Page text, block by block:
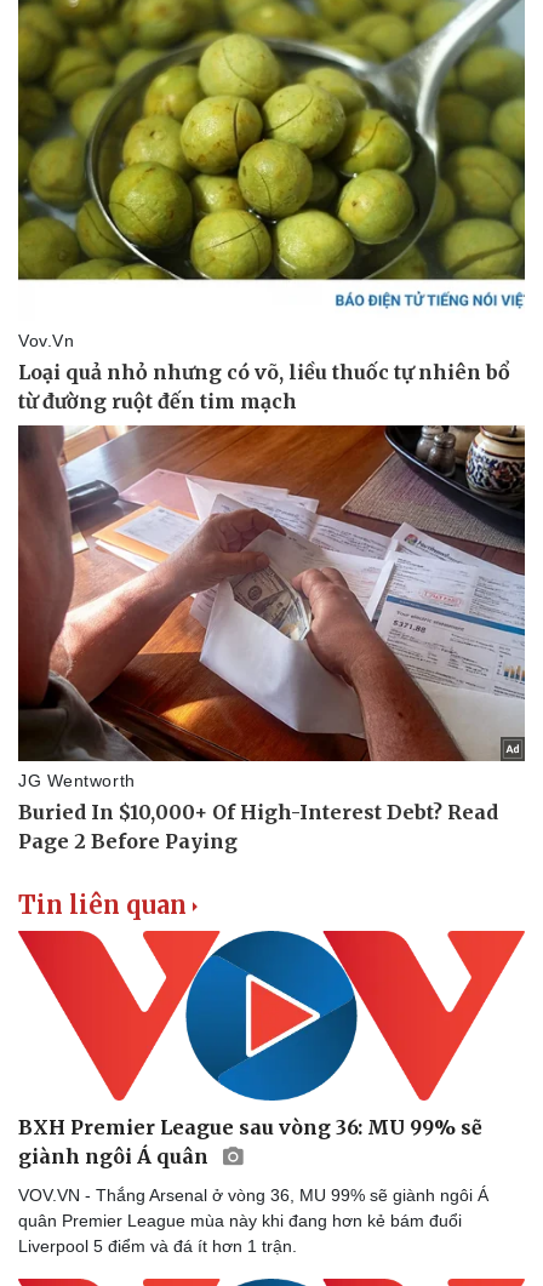
Tin liên quan
BXH Premier League sau vòng 36: MU 99% sẽ
giành ngôi Á quân
VOV.VN - Thắng Arsenal ở vòng 36, MU 99% sẽ giành ngôi Á
quân Premier League mùa này khi đang hơn kẻ bám đuổi
Liverpool 5 điểm và đá ít hơn 1 trận.